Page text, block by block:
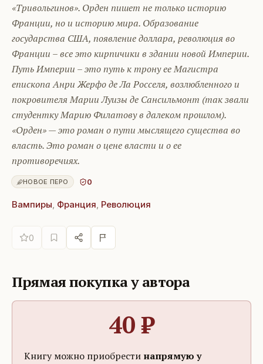
«Тривольгинов». Орден пишет не только историю
Франции, но и историю мира. Образование
государства США, появление доллара, революция во
Франции – все это кирпичики в здании новой Империи.
Путь Империи – это путь к трону ее Магистра
епископа Анри Жерфо де Ла Росселя, возлюбленного и
покровителя Марии Луизы де Сансильмонт (так звали
студентку Марию Филатову в далеком прошлом).
«Орден» — это роман о пути мыслящего существа во
власть. Это роман о цене власти и о ее
противоречиях.
НОВОЕ ПЕРО 0
Вампиры, Франция, Революция
0
Прямая покупка у автора
40₽
Книгу можно приобрести напрямую у